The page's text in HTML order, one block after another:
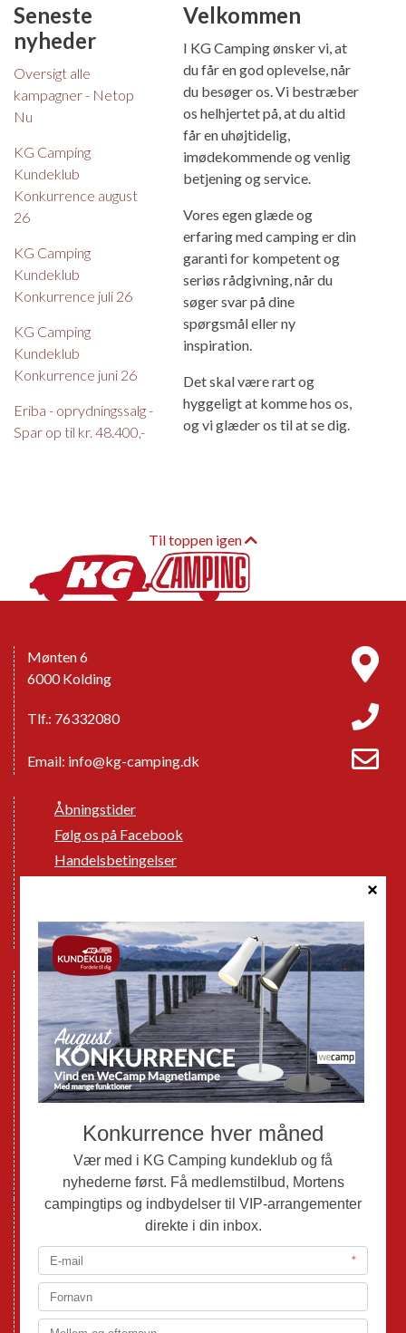
Seneste
nyheder
Oversigt alle
kampagner - Netop
Nu
KG Camping
Kundeklub
Konkurrence august
26
KG Camping
Kundeklub
Konkurrence juli 26
KG Camping
Kundeklub
Konkurrence juni 26
Eriba - oprydningssalg -
Spar op til kr. 48.400,-
Velkommen
I KG Camping ønsker vi, at
du får en god oplevelse, når
du besøger os. Vi bestræber
os helhjertet på, at du altid
får en uhøjtidelig,
imødekommende og venlig
betjening og service.
Vores egen glæde og
erfaring med camping er din
garanti for kompetent og
seriøs rådgivning, når du
søger svar på dine
spørgsmål eller ny
inspiration.
Det skal være rart og
hyggeligt at komme hos os,
og vi glæder os til at se dig.
Til toppen igen
Mønten 6
6000 Kolding
Tlf.: 76332080
Email: info@kg-camping.dk
Åbningstider
Følg os på Facebook
Handelsbetingelser
GPDR - Optagelse af foto og video
Nye Campingvogne
Nye Autocampere og Vans
Brugte Campingvogne
Brugte Autocampere og Vans
Webshop
Mortens Campingtips
KG Camping Kundeklub
Nyheder
Adria
Adria Autocampere
Eriba
Fendt